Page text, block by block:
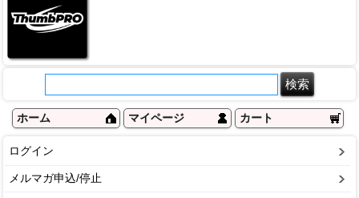
ホーム マイページ カート
ログイン
メルマガ申込/停止